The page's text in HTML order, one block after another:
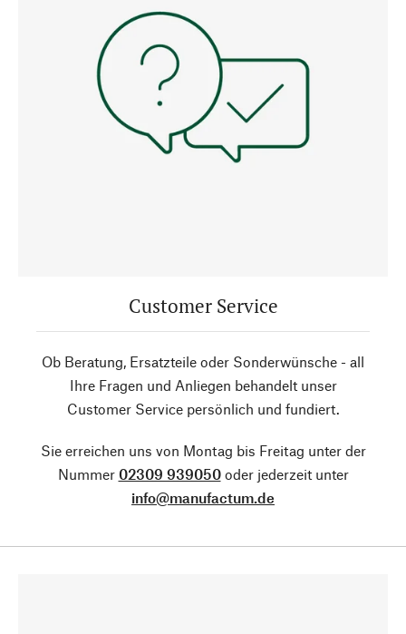
Customer Service
Ob Beratung, Ersatzteile oder Sonderwünsche - all
Ihre Fragen und Anliegen behandelt unser
Customer Service persönlich und fundiert.
Sie erreichen uns von Montag bis Freitag unter der
Nummer 02309 939050oder jederzeit unter
info@manufactum.de